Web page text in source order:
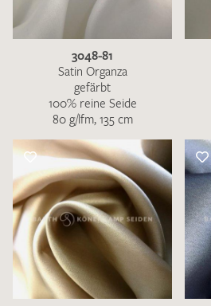
3048-81
Satin Organza
gefärbt
100% reine Seide
80 g/lfm, 135 cm